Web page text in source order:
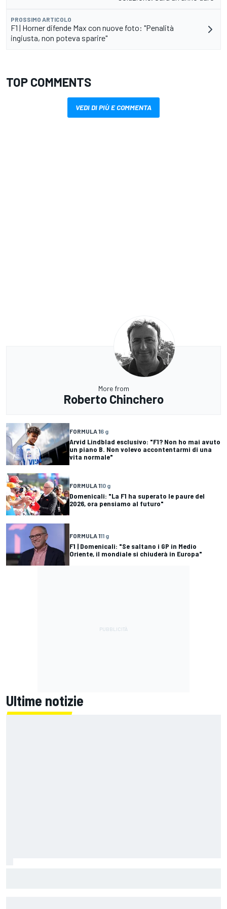
PROSSIMO ARTICOLO
F1 | Horner difende Max con nuove foto: "Penalità
ingiusta, non poteva sparire"
TOP COMMENTS
VEDI DI PIÙ E COMMENTA
More from
Roberto Chinchero
FORMULA 16 g
Arvid Lindblad esclusivo: "F1? Non ho mai avuto
un piano B. Non volevo accontentarmi di una
vita normale"
FORMULA 110 g
Domenicali: "La F1 ha superato le paure del
2026, ora pensiamo al futuro"
FORMULA 111 g
F1 | Domenicali: "Se saltano i GP in Medio
Oriente, il mondiale si chiuderà in Europa"
Ultime notizie